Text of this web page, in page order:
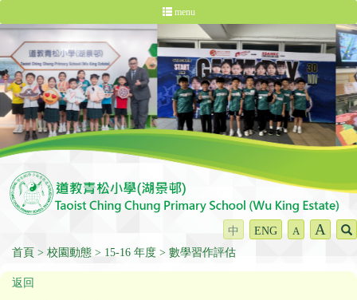
menu
中 ENG A A
首頁 校園動態 15-16 年度 數學習作評估
返回